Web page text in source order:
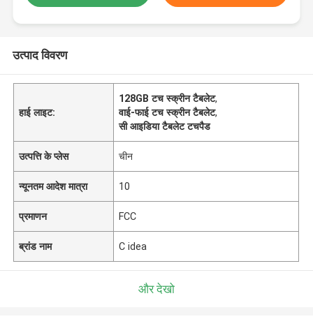
उत्पाद विवरण
हाई लाइट:
128GB टच स्क्रीन टैबलेट,
वाई-फाई टच स्क्रीन टैबलेट,
सी आइडिया टैबलेट टचपैड
उत्पत्ति के प्लेस चीन
न्यूनतम आदेश मात्रा 10
प्रमाणन FCC
ब्रांड नाम C idea
और देखो